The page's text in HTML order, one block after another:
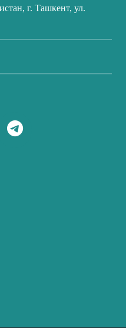
г. Ташкент, ул.